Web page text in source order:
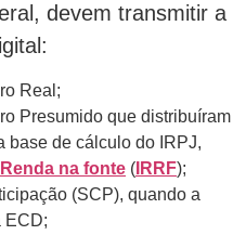
devem transmitir a
Real;
Presumido que distribuíram
base de cálculo do IRPJ,
na fonte ( IRRF);
(SCP), quando a
ECD;